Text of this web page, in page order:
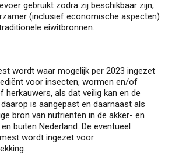
gebruikt zodra zij beschikbaar zijn,
(inclusief economische aspecten)
eiwitbronnen.
wordt waar mogelijk per 2023 ingezet
voor insecten, wormen en/of
herkauwers, als dat veilig kan en de
is aangepast en daarnaast als
bron van nutriënten in de akker- en
buiten Nederland. De eventueel
wordt ingezet voor